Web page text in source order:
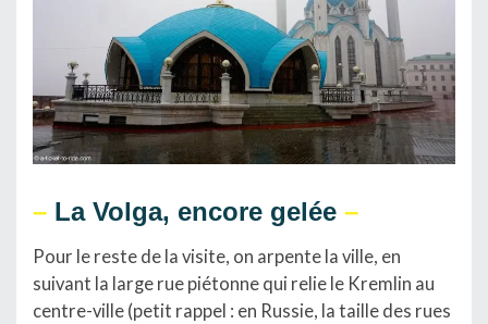
– La Volga, encore gelée –
Pour le reste de la visite, on arpente la ville, en
suivant la large rue piétonne qui relie le Kremlin au
centre-ville (petit rappel : en Russie, la taille des rues